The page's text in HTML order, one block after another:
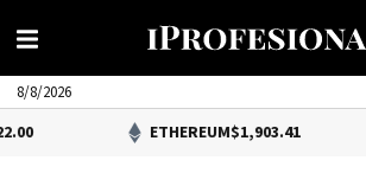
8/8/2026
ETHEREUM $1,903.41